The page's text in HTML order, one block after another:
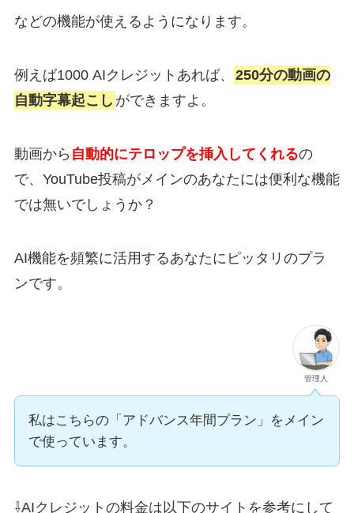
などの機能が使えるようになります。
例えば1000 AIクレジットあれば、
250分の動画の
自動字幕起こし ができますよ。
動画から 自動的にテロップを挿入してくれるの
で、YouTube投稿がメインのあなたには便利な機能
では無いでしょうか？
AI機能を頻繁に活用するあなたにピッタリのプラ
ンです。
管理人
私はこちらの「アドバンス年間プラン」をメイン
で使っています。
⇩AIクレジットの料金は以下のサイトを参考にして